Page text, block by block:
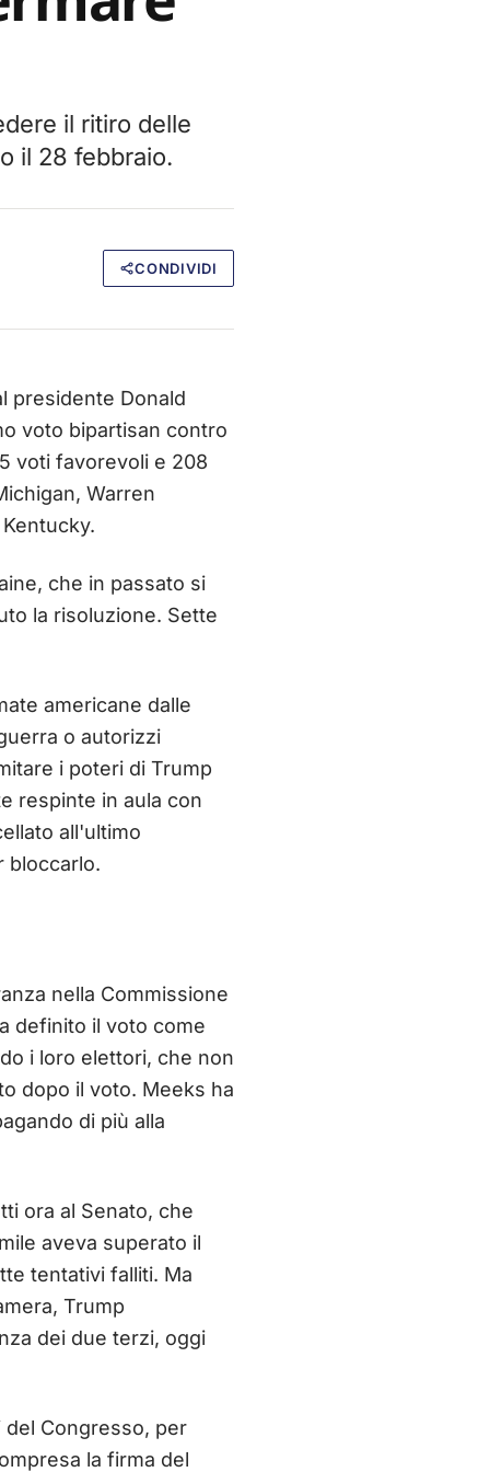
il ritiro delle
il 28 febbraio.
CONDIVIDI
presidente Donald
voto bipartisan contro
voti favorevoli e 208
Warren
che in passato si
la risoluzione. Sette
americane dalle
o autorizzi
i poteri di Trump
respinte in aula con
all'ultimo
bloccarlo.
nella Commissione
definito il voto come
i loro elettori, che non
dopo il voto. Meeks ha
di più alla
ora al Senato, che
aveva superato il
tentativi falliti. Ma
Trump
dei due terzi, oggi
del Congresso, per
la firma del